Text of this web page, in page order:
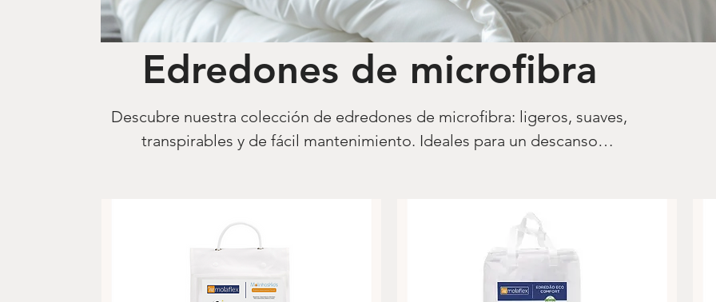
Edredones de microfibra
Descubre nuestra colección de edredones de microfibra: ligeros, suaves,
transpirables y de fácil mantenimiento. Ideales para un descanso